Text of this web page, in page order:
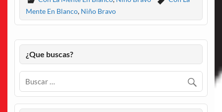
Mente En Blanco, Niño Bravo
¿Que buscas?